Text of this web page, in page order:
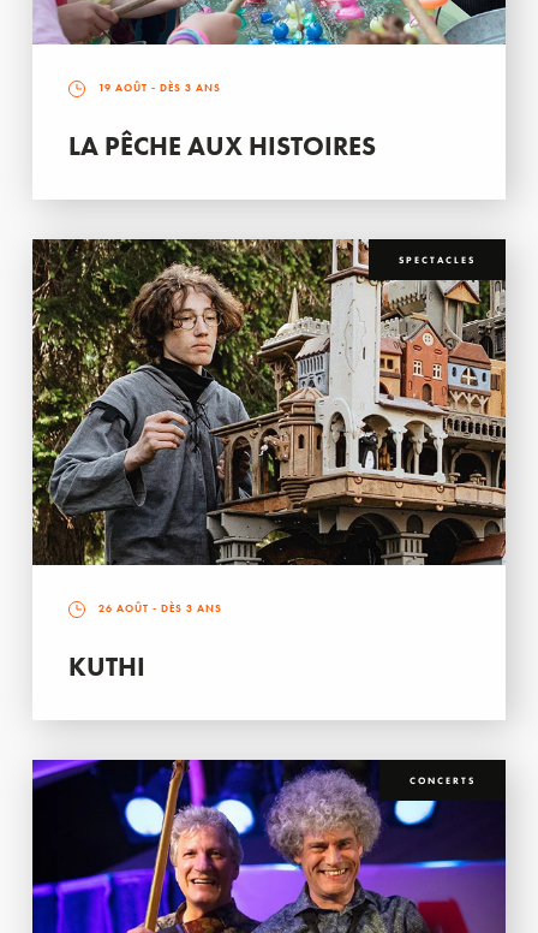
19 AOÛT - DÈS 3 ANS
LA PÊCHE AUX HISTOIRES
SPECTACLES
26 AOÛT - DÈS 3 ANS
KUTHI
CONCERTS